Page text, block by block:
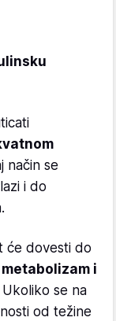
način se
i do
će dovesti do
i
Ukoliko se na
od težine